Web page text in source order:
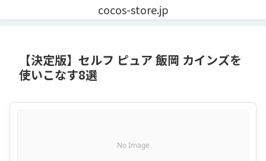
cocos-store.jp
【決定版】セルフ ピュア 飯岡 カインズを
使いこなす8選
No Image